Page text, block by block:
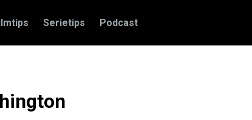
Serietips Podcast